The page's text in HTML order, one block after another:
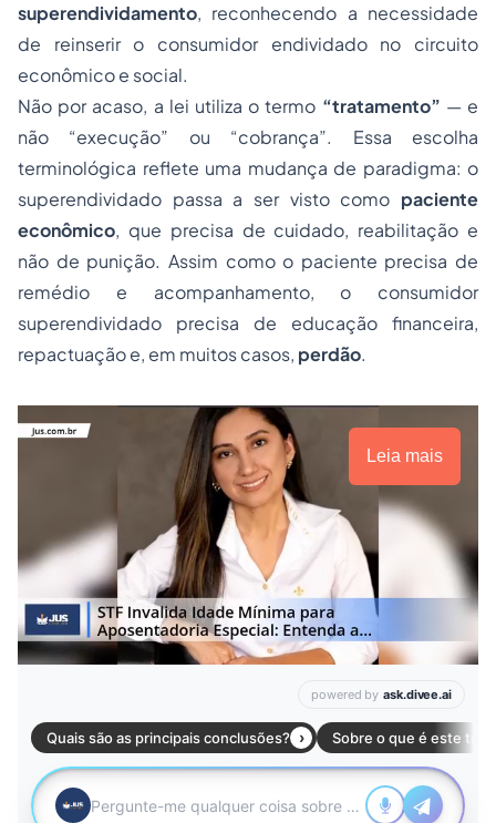
superendividamento, reconhecendo a necessidade
de reinserir o consumidor endividado no circuito
econômico e social.
Não por acaso, a lei utiliza o termo “tratamento” — e
não “execução” ou “cobrança”. Essa escolha
terminológica reflete uma mudança de paradigma: o
superendividado passa a ser visto como paciente
econômico, que precisa de cuidado, reabilitação e
não de punição. Assim como o paciente precisa de
remédio e acompanhamento, o consumidor
superendividado precisa de educação financeira,
repactuação e, em muitos casos, perdão.
Leia mais